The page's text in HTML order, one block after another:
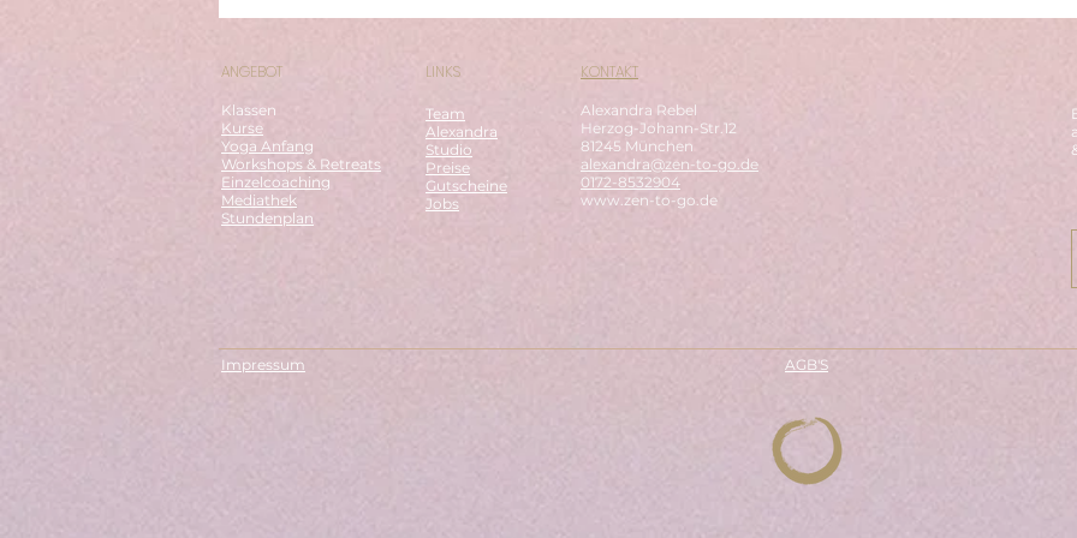
ANGEBOT
Klassen
Kurse
Yoga Anfang
Workshops & Retreats
Einzelcoaching
Mediathek
Stundenplan
LINKS
Team
Alexandra
Studio
Preise
Gutscheine
Jobs
KONTAKT
Alexandra Rebel
Herzog-Johann-Str.12
81245 München
alexandra@zen-to-go.de
0172-8532904
www.zen-to-go.de
Impressum AGB'S